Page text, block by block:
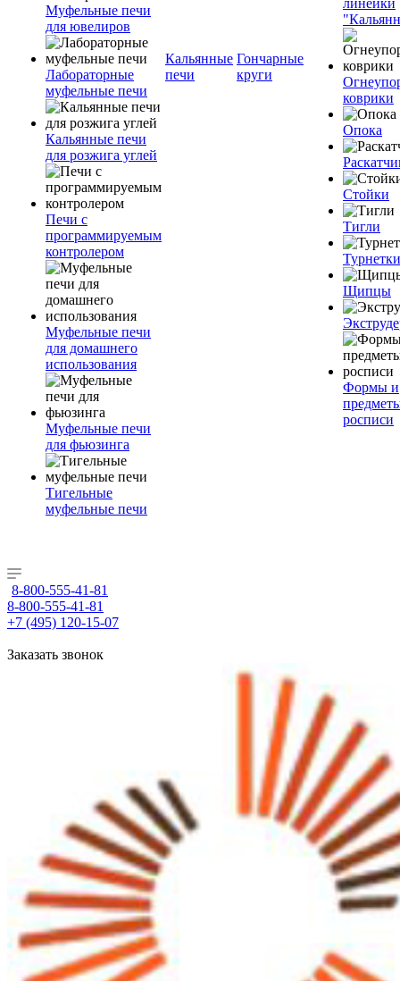
Муфельные печи
для ювелиров
Лабораторные
муфельные печи
Кальянные печи
для розжига углей
Печи с
программируемым
контролером
Муфельные печи
для домашнего
использования
Муфельные печи
для фьюзинга
Тигельные
муфельные печи
Кальянные
печи
Гончарные
круги
линейки
коврики
Опока
Стойки
Тигли
Турнетки
Щипцы
Формы и
росписи
8-800-555-41-81
8-800-555-41-81
+7 (495) 120-15-07
Заказать звонок